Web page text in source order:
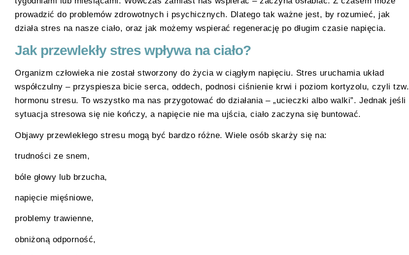
prowadzić do problemów zdrowotnych i psychicznych. Dlatego tak ważne jest, by rozumieć, jak
działa stres na nasze ciało, oraz jak możemy wspierać regenerację po długim czasie napięcia.
Jak przewlekły stres wpływa na ciało?
Organizm człowieka nie został stworzony do życia w ciągłym napięciu. Stres uruchamia układ
współczulny – przyspiesza bicie serca, oddech, podnosi ciśnienie krwi i poziom kortyzolu, czyli tzw.
hormonu stresu. To wszystko ma nas przygotować do działania – „ucieczki albo walki”. Jednak jeśli
sytuacja stresowa się nie kończy, a napięcie nie ma ujścia, ciało zaczyna się buntować.
Objawy przewlekłego stresu mogą być bardzo różne. Wiele osób skarży się na:
trudności ze snem,
bóle głowy lub brzucha,
napięcie mięśniowe,
problemy trawienne,
obniżoną odporność,